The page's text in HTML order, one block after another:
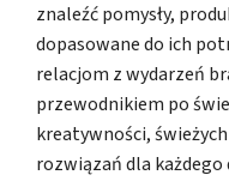
znaleźć pomysły,
dopasowane do ich
relacjom z wydarzeń
przewodnikiem po
kreatywności,
rozwiązań dla każdego